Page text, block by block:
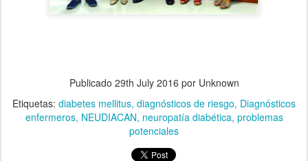
Publicado 29th July 2016 por Unknown
Etiquetas: diabetes mellitus diagnósticos de riesgo Diagnósticos
enfermeros NEUDIACAN neuropatía diabética problemas
potenciales